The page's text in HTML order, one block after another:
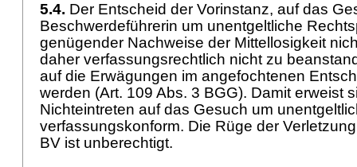
5.4. Der Entscheid der Vorinstanz, auf das
Beschwerdeführerin um unentgeltliche
genügender Nachweise der Mittellosigkeit
daher verfassungsrechtlich nicht zu
auf die Erwägungen im angefochtenen
werden (Art. 109 Abs. 3 BGG). Damit erweist
Nichteintreten auf das Gesuch um
verfassungskonform. Die Rüge der
BV ist unberechtigt.